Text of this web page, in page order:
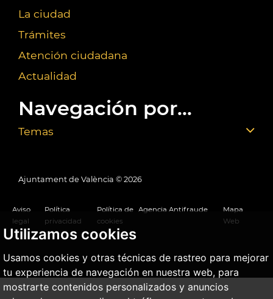
Utilizamos cookies
Usamos cookies y otras técnicas de rastreo para mejorar
tu experiencia de navegación en nuestra web, para
mostrarte contenidos personalizados y anuncios
La ciudad
Trámites
Atención ciudadana
Actualidad
Navegación por...
Temas
Ajuntament de València © 2026
Aviso
legal
Política
privacidad
Política de
cookies
Agencia Antifraude
Mapa
Web